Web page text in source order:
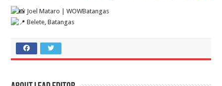
Joel Mataro | WOWBatangas
Belete, Batangas